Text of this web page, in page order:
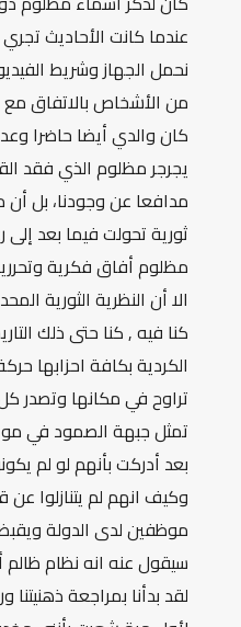
عندما كانت الأحاديث
نحمل الجهاز وشريط
من الأشخاص بالاتفاق مع
كان والدي أيضا حاضرا
يجرجر مظلوم الذي فقد
مدافعا عن وجودنا، بل
ثورية تحولت فيما بعد
مظلوم أفاق فكرية
الا أن النظرية الثورية
كنا فيه , كنا حتى ذلك
الكردية بكافة احزابها
تراوح في مكانها وتصدر
تمثل جبهة الصمود في
بعد أدركت بأنهم لو لم
وكيف انهم لم يتنازلوا
موظفين لدى الدولة
سيقول عنه انه نظام ظالم
لقد بدأنا بمراجعة ذهنيتنا